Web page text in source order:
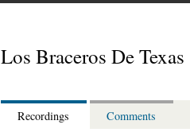
Los Braceros De Texas
Recordings Comments